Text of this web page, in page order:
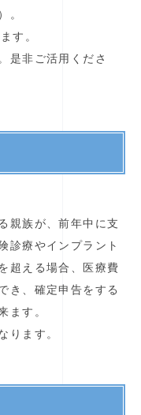
。
す。
是非ご活用くださ
親族が、前年中に支
診療やインプラント
超える場合、医療費
き、確定申告をする
ます。
ります。